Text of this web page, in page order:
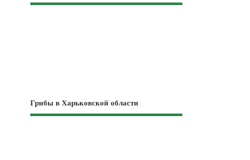
Грибы в Харьковской области